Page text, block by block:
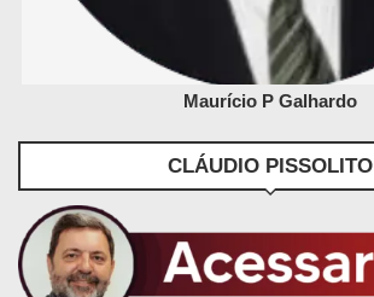
Maurício P Galhardo
CLÁUDIO PISSOLITO